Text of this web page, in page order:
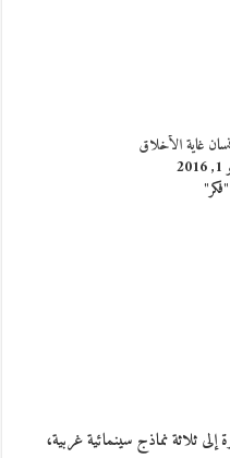
غاية الأخلاق
ثلاثة نماذج سينمائية غربية،